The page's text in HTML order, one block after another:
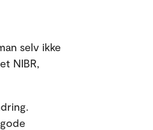
selv ikke
NIBR,